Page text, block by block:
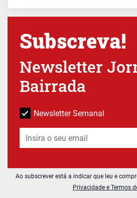
Subscreva!
Newsletter
Bairrada
Newsletter Semanal
Ao subscrever está a indicar que leu e
Privacidade e Termos